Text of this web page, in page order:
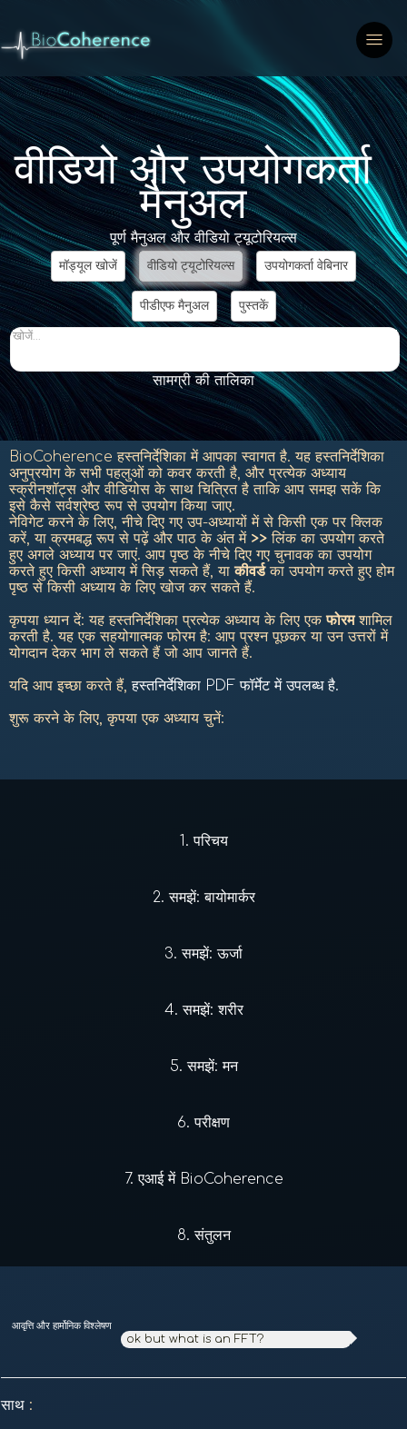
वीडियो और उपयोगकर्ता
मैनुअल
पूर्ण मैनुअल और वीडियो ट्यूटोरियल्स
मॉड्यूल खोजें वीडियो ट्यूटोरियल्स उपयोगकर्ता वेबिनार
पीडीएफ मैनुअल पुस्तकें
खोजें...
सामग्री की तालिका
BioCoherence हस्तनिर्देशिका में आपका स्वागत है. यह हस्तनिर्देशिका
अनुप्रयोग के सभी पहलुओं को कवर करती है, और प्रत्येक अध्याय
स्क्रीनशॉट्स और वीडियोस के साथ चित्रित है ताकि आप समझ सकें कि
इसे कैसे सर्वश्रेष्ठ रूप से उपयोग किया जाए.
नेविगेट करने के लिए, नीचे दिए गए उप-अध्यायों में से किसी एक पर क्लिक
करें, या क्रमबद्ध रूप से पढ़ें और पाठ के अंत में >>लिंक का उपयोग करते
हुए अगले अध्याय पर जाएं. आप पृष्ठ के नीचे दिए गए चुनावक का उपयोग
करते हुए किसी अध्याय में सिड़ सकते हैं, याकीवर्डका उपयोग करते हुए होम
पृष्ठ से किसी अध्याय के लिए खोज कर सकते हैं.
कृपया ध्यान दें: यह हस्तनिर्देशिका प्रत्येक अध्याय के लिए एकफोरमशामिल
करती है. यह एक सहयोगात्मक फोरम है: आप प्रश्न पूछकर या उन उत्तरों में
योगदान देकर भाग ले सकते हैं जो आप जानते हैं.
यदि आप इच्छा करते हैं,हस्तनिर्देशिका PDF फॉर्मेट में उपलब्ध है.
शुरू करने के लिए, कृपया एक अध्याय चुनें:
1.परिचय
2.समझें: बायोमार्कर
3.समझें: ऊर्जा
4.समझें: शरीर
5.समझें: मन
6.परीक्षण
7.एआई में BioCoherence
8.संतुलन
आवृत्ति और हार्मोनिक विश्लेषण
ok but what is an FFT?
साथ :